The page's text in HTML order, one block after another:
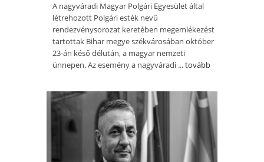
A nagyváradi Magyar Polgári Egyesület által
létrehozott Polgári esték nevű
rendezvénysorozat keretében megemlékezést
tartottak Bihar megye székvárosában október
23-án késő délután, a magyar nemzeti
ünnepen. Az esemény a nagyváradi ...tovább